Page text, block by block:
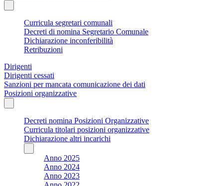
Curricula segretari comunali
Decreti di nomina Segretario Comunale
Dichiarazione inconferibilità
Retribuzioni
Dirigenti
Dirigenti cessati
Sanzioni per mancata comunicazione dei dati
Posizioni organizzative
Decreti nomina Posizioni Organizzative
Curricula titolari posizioni organizzative
Dichiarazione altri incarichi
Anno 2025
Anno 2024
Anno 2023